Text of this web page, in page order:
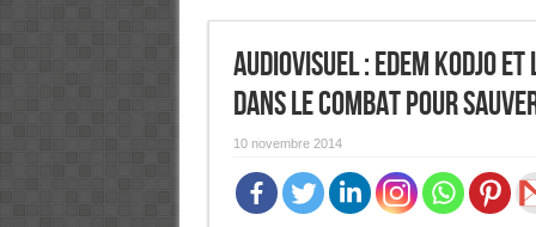
Audiovisuel : Edem Kodjo
dans le combat pour
10 novembre 2014